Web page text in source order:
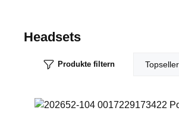
Headsets
Produkte filtern